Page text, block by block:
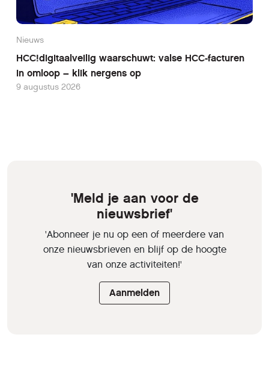
Nieuws
HCC!digitaalveilig waarschuwt: valse HCC-facturen
in omloop – klik nergens op
9 augustus 2026
'Meld je aan voor de
nieuwsbrief'
'Abonneer je nu op een of meerdere van
onze nieuwsbrieven en blijf op de hoogte
van onze activiteiten!'
Aanmelden